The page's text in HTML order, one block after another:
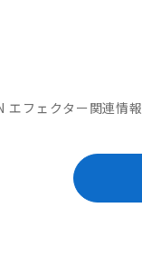
エフェクター関連情報